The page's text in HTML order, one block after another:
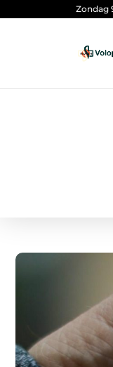
Zondag